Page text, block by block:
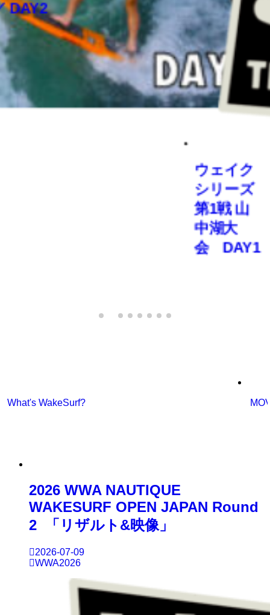
DAY2
ウェイク
シリーズ
第1戦 山
中湖大
会 DAY1
What's WakeSurf?
2026 WWA NAUTIQUE
WAKESURF OPEN JAPAN Round
2 「リザルト&映像」
2026-07-09
WWA2026